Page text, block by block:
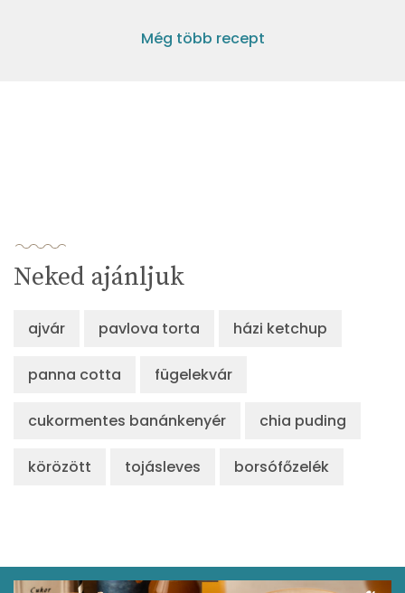
Még több recept
Neked ajánljuk
ajvár pavlova torta házi ketchup
panna cotta fügelekvár
cukormentes banánkenyér chia puding
körözött tojásleves borsófőzelék